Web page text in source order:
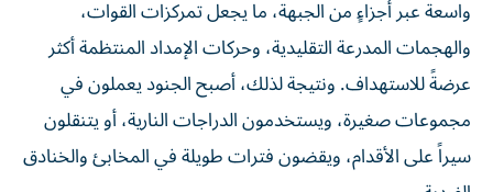
والهجمات المدرعة التقليدية، وحركات الإمداد المنتظمة أكثر
عرضةً للاستهداف. ونتيجة لذلك، أصبح الجنود يعملون في
مجموعات صغيرة، ويستخدمون الدراجات النارية، أو يتنقلون
سيراً على الأقدام، ويقضون فترات طويلة في المخابئ والخنادق
الفردية.